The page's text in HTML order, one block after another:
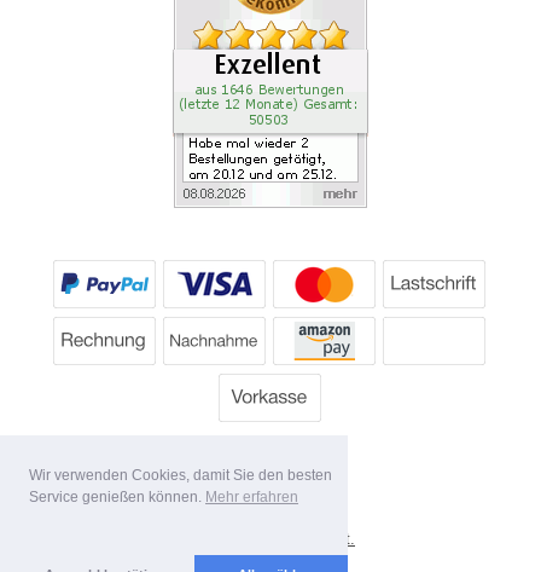
Wir verwenden Cookies, damit Sie den besten
Service genießen können. Mehr erfahren
Alle Preise inkl. MwSt.
Lieferbedingungen